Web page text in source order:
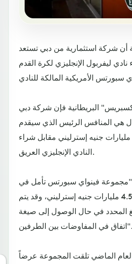
أن شركة استثمارية من دبي تستعد
ليفربول الإنجليزي لكرة القدم
البريطانية فإن شركة دبي
هي المنافس الرئيس الذي سيقدم
عرضاً بقيمة 4.3 مليارات جنيه إسترليني مقابل شراء
النادي الإنجليزي العريق.
فينواي سبورتس تأمل في
الحصول على 4.5 مليارات جنيه إسترليني، وقد يتم
المحدد في حال الوصول إلى صيغة
اتفاق في المفاوضات بين الطرفين".
الماضي تلقت المجموعة عرضاً